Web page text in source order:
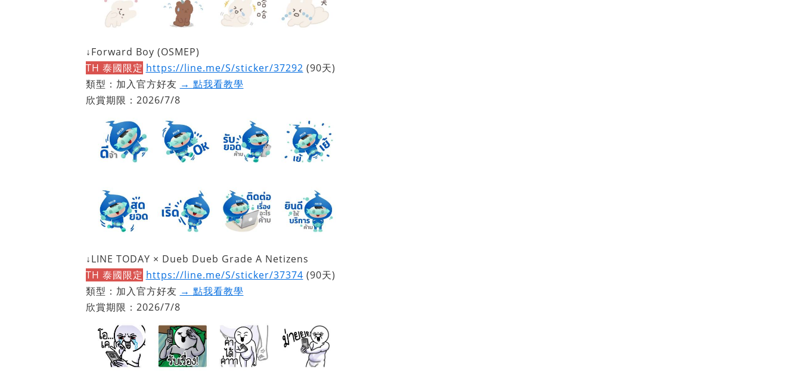
↓Forward Boy (OSMEP)
TH 泰國限定 https://line.me/S/sticker/37292 (90天)
類型：加入官方好友 → 點我看教學
欣賞期限：2026/7/8
↓LINE TODAY × Dueb Dueb Grade A Netizens
TH 泰國限定 https://line.me/S/sticker/37374 (90天)
類型：加入官方好友 → 點我看教學
欣賞期限：2026/7/8